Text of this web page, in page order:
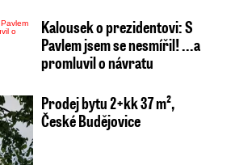
Kalousek o prezidentovi: S
Pavlem jsem se nesmířil! ...a
promluvil o návratu
Prodej bytu 2+kk 37 m²,
České Budějovice